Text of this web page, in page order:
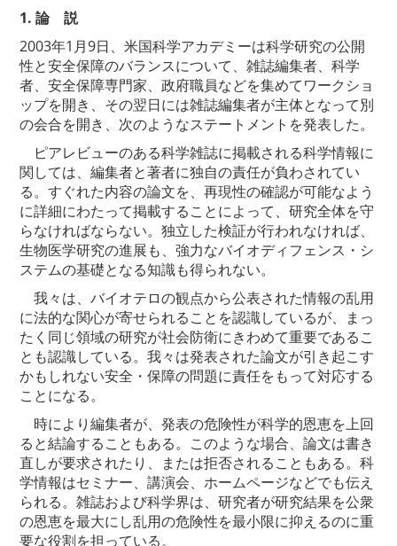
1. 論 説
2003年1月9日、米国科学アカデミーは科学研究の公開
性と安全保障のバランスについて、雑誌編集者、科学
者、安全保障専門家、政府職員などを集めてワークショ
ップを開き、その翌日には雑誌編集者が主体となって別
の会合を開き、次のようなステートメントを発表した。
ピアレビューのある科学雑誌に掲載される科学情報に
関しては、編集者と著者に独自の責任が負わされてい
る。すぐれた内容の論文を、再現性の確認が可能なよう
に詳細にわたって掲載することによって、研究全体を守
らなければならない。独立した検証が行われなければ、
生物医学研究の進展も、強力なバイオディフェンス・シ
ステムの基礎となる知識も得られない。
我々は、バイオテロの観点から公表された情報の乱用
に法的な関心が寄せられることを認識しているが、まっ
たく同じ領域の研究が社会防衛にきわめて重要であるこ
とも認識している。我々は発表された論文が引き起こす
かもしれない安全・保障の問題に責任をもって対応する
ことになる。
時により編集者が、発表の危険性が科学的恩恵を上回
ると結論することもある。このような場合、論文は書き
直しが要求されたり、または拒否されることもある。科
学情報はセミナー、講演会、ホームページなどでも伝え
られる。雑誌および科学界は、研究者が研究結果を公衆
の恩恵を最大にし乱用の危険性を最小限に抑えるのに重
要な役割を担っている。